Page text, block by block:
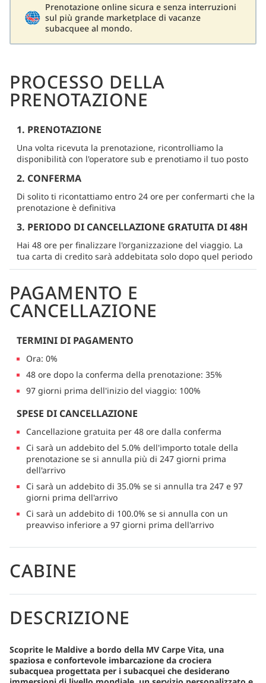
Prenotazione online sicura e senza interruzioni
sul più grande marketplace di vacanze
subacquee al mondo.
PROCESSO DELLA
PRENOTAZIONE
1. PRENOTAZIONE
Una volta ricevuta la prenotazione, ricontrolliamo la
disponibilità con l'operatore sub e prenotiamo il tuo posto
2. CONFERMA
Di solito ti ricontattiamo entro 24 ore per confermarti che la
prenotazione è definitiva
3. PERIODO DI CANCELLAZIONE GRATUITA DI 48H
Hai 48 ore per finalizzare l'organizzazione del viaggio. La
tua carta di credito sarà addebitata solo dopo quel periodo
PAGAMENTO E
CANCELLAZIONE
TERMINI DI PAGAMENTO
Ora: 0%
48 ore dopo la conferma della prenotazione: 35%
97 giorni prima dell'inizio del viaggio: 100%
SPESE DI CANCELLAZIONE
Cancellazione gratuita per 48 ore dalla conferma
Ci sarà un addebito del 5.0% dell'importo totale della
prenotazione se si annulla più di 247 giorni prima
dell'arrivo
Ci sarà un addebito di 35.0% se si annulla tra 247 e 97
giorni prima dell'arrivo
Ci sarà un addebito di 100.0% se si annulla con un
preavviso inferiore a 97 giorni prima dell'arrivo
CABINE
DESCRIZIONE
Scoprite le Maldive a bordo della MV Carpe Vita, una
spaziosa e confortevole imbarcazione da crociera
subacquea progettata per i subacquei che desiderano